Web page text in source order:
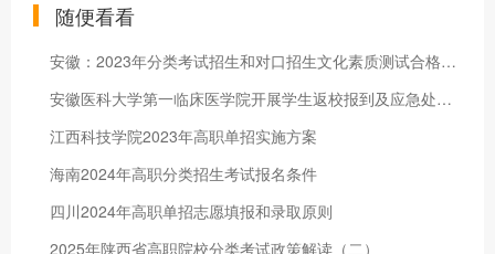
随便看看
安徽：2023年分类考试招生和对口招生文化素质测试合格线划定
安徽医科大学第一临床医学院开展学生返校报到及应急处置演练
江西科技学院2023年高职单招实施方案
海南2024年高职分类招生考试报名条件
四川2024年高职单招志愿填报和录取原则
2025年陕西省高职院校分类考试政策解读（二）